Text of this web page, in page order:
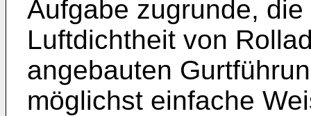
Aufgabe zugrunde,
Luftdichtheit von
angebauten
möglichst einfache